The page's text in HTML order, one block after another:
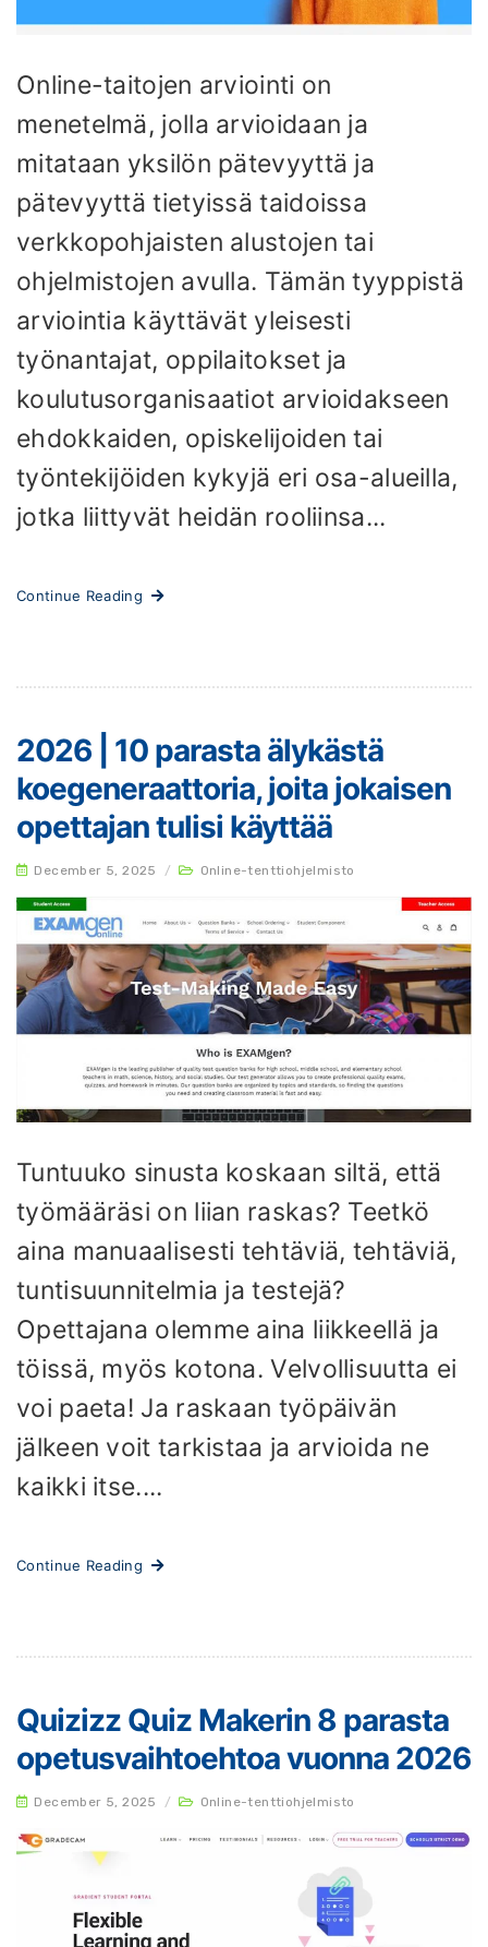
Online-taitojen arviointi on
menetelmä, jolla arvioidaan ja
mitataan yksilön pätevyyttä ja
pätevyyttä tietyissä taidoissa
verkkopohjaisten alustojen tai
ohjelmistojen avulla. Tämän tyyppistä
arviointia käyttävät yleisesti
työnantajat, oppilaitokset ja
koulutusorganisaatiot arvioidakseen
ehdokkaiden, opiskelijoiden tai
työntekijöiden kykyjä eri osa-alueilla,
jotka liittyvät heidän rooliinsa...
Continue Reading
2026 | 10 parasta älykästä
koegeneraattoria, joita jokaisen
opettajan tulisi käyttää
December 5, 2025 / Online-tenttiohjelmisto
Tuntuuko sinusta koskaan siltä, ​​että
työmääräsi on liian raskas? Teetkö
aina manuaalisesti tehtäviä, tehtäviä,
tuntisuunnitelmia ja testejä?
Opettajana olemme aina liikkeellä ja
töissä, myös kotona. Velvollisuutta ei
voi paeta! Ja raskaan työpäivän
jälkeen voit tarkistaa ja arvioida ne
kaikki itse....
Continue Reading
Quizizz Quiz Makerin 8 parasta
opetusvaihtoehtoa vuonna 2026
December 5, 2025 / Online-tenttiohjelmisto